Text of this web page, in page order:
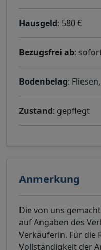
Hausgeld: 580 €
Bezugsfrei ab:
Bodenbelag:
Zustand: gepflegt
Anmerkung
Die von uns
auf Angaben des
Verkäuferin. Für die
Vollständigkeit der